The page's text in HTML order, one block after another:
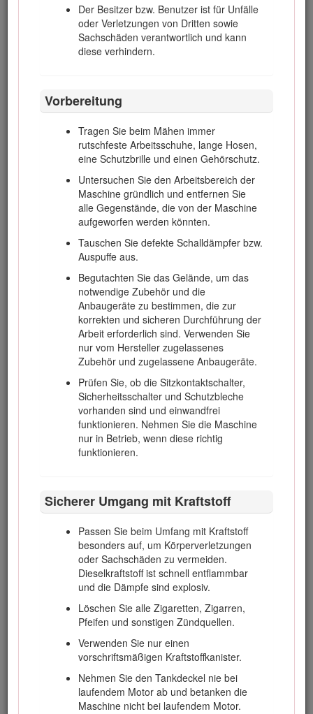
Der Besitzer bzw. Benutzer ist für Unfälle
oder Verletzungen von Dritten sowie
Sachschäden verantwortlich und kann
diese verhindern.
Vorbereitung
Tragen Sie beim Mähen immer
rutschfeste Arbeitsschuhe, lange Hosen,
eine Schutzbrille und einen Gehörschutz.
Untersuchen Sie den Arbeitsbereich der
Maschine gründlich und entfernen Sie
alle Gegenstände, die von der Maschine
aufgeworfen werden könnten.
Tauschen Sie defekte Schalldämpfer bzw.
Auspuffe aus.
Begutachten Sie das Gelände, um das
notwendige Zubehör und die
Anbaugeräte zu bestimmen, die zur
korrekten und sicheren Durchführung der
Arbeit erforderlich sind. Verwenden Sie
nur vom Hersteller zugelassenes
Zubehör und zugelassene Anbaugeräte.
Prüfen Sie, ob die Sitzkontaktschalter,
Sicherheitsschalter und Schutzbleche
vorhanden sind und einwandfrei
funktionieren. Nehmen Sie die Maschine
nur in Betrieb, wenn diese richtig
funktionieren.
Sicherer Umgang mit Kraftstoff
Passen Sie beim Umfang mit Kraftstoff
besonders auf, um Körperverletzungen
oder Sachschäden zu vermeiden.
Dieselkraftstoff ist schnell entflammbar
und die Dämpfe sind explosiv.
Löschen Sie alle Zigaretten, Zigarren,
Pfeifen und sonstigen Zündquellen.
Verwenden Sie nur einen
vorschriftsmäßigen Kraftstoffkanister.
Nehmen Sie den Tankdeckel nie bei
laufendem Motor ab und betanken die
Maschine nicht bei laufendem Motor.
In dieser Anleitung werden zwei Begriffe zur Hervorhebung
von Informationen verwendet.Wichtigweist auf spezielle
technische Informationen hin, und
Dieses Produkt erfüllt alle relevanten europäischen
Richtlinien; weitere Details finden Sie in der
produktspezifischen Konformitätserklärung (DOC).
Warnung:
KALIFORNIEN
Warnung zu Proposition 65
Die Dieselauspuffgase und einige Bestandteile wirken
laut den Behörden des Staates Kalifornien
krebserregend, verursachen Geburtsschäden oder
andere Defekte des Reproduktionssystems
Da Sie in einigen Regionen aufgrund von Gemeinde-,
Landes- oder Bundesvorschriften einen Funkenfänger an
der Auspuffanlage verwenden müssen, wird er als Option
angeboten. Wenn Sie einen Funkenfänger benötigen,
Originalfunkenfänger von Toro sind vom USDA Forestry
Service zugelassen.
Entsprechend dem California Public Resource Code Section
4442 oder 4443 ist der Einsatz des Motors in bewaldeten
oder bewachsenen Gebieten ohne richtig gewarteten und
Brandvermeidung konstruiert, ausgerüstet und gewartet ist.
Sicherheit
Eine fehlerhafte Bedienung oder Wartung durch den
haben. Durch das Befolgen dieser Sicherheitshinweise
kann das Verletzungsrisiko verringert werden. Achten
Sie immer auf das Warnsymbol. Es bedeutet Vorsicht,
Warnung oder Gefahr – Hinweise für die
wird, kann es zu Verletzungen ggf. tödlichen
Verletzungen kommen.